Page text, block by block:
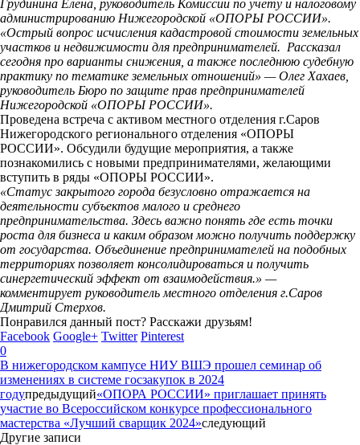
Грудинина Елена, руководитель Комиссии по учёту и налоговому
администрированию Нижегородской «ОПОРЫ РОССИИ».
«Острый вопрос исчисления кадастровой стоимости земельных
участков и недвижимости для предпринимателей. Рассказал
сегодня про варианты снижения, а также последнюю судебную
практику по тематике земельных отношений» — Олег Хахаев,
руководитель Бюро по защите прав предпринимателей
Нижегородской «ОПОРЫ РОССИИ».
Проведена встреча с активом местного отделения г.Саров
Нижегородского регионального отделения «ОПОРЫ
РОССИИ». Обсудили будущие мероприятия, а также
познакомились с новыми предпринимателями, желающими
вступить в ряды «ОПОРЫ РОССИИ».
«Статус закрытого города безусловно отражается на
деятельности субъектов малого и среднего
предпринимательства. Здесь важно понять где есть точки
роста для бизнеса и каким образом можно получить поддержку
от государства. Объединение предпринимателей на подобных
территориях позволяет консолидироваться и получить
синергетический эффект от взаимодействия.» —
комментирует руководитель местного отделения г.Саров
Дмитрий Стерхов.
Понравился данный пост? Расскажи друзьям!
Facebook Google+ Twitter Pinterest
0
В нижегородском кампусе НИУ ВШЭ прошел семинар об
изменениях в системе госзакупок в 2024
годупредыдущий«ОПОРА РОССИИ» приглашает принять
участие во Всероссийском конкурсе профессионального
мастерства «Лучший сварщик 2024»следующий
Другие записи